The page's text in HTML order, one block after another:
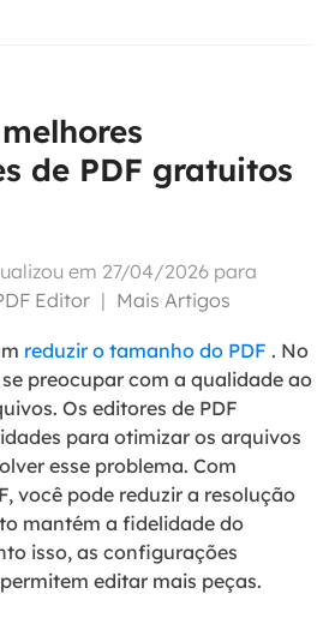
de PDF gratuitos
em 27/04/2026 para
Editor | Mais Artigos
reduzir o tamanho do PDF . No
preocupar com a qualidade ao
Os editores de PDF
para otimizar os arquivos
esse problema. Com
você pode reduzir a resolução
mantém a fidelidade do
isso, as configurações
editar mais peças.